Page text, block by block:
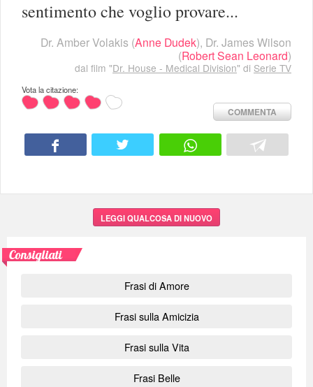
sentimento che voglio provare...
Dr. Amber Volakis (Anne Dudek), Dr. James Wilson
(Robert Sean Leonard)
dal film "Dr. House - Medical Division" di Serie TV
Vota la citazione:
COMMENTA
LEGGI QUALCOSA DI NUOVO
Consigliati
Frasi di Amore
Frasi sulla Amicizia
Frasi sulla Vita
Frasi Belle